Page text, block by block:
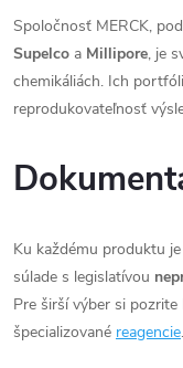
v
l
á
d
c
i
e
Spoločnosť MERCK,
Supelco a Millipore, je
chemikáliách. Ich
reprodukovateľnosť
Ku každému produktu
súlade s legislatívou
Pre širší výber si pozrite
špecializované reagencie.